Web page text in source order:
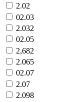
2.02
02.03
2.032
02.05
2,682
2.065
02.07
2.07
2.098